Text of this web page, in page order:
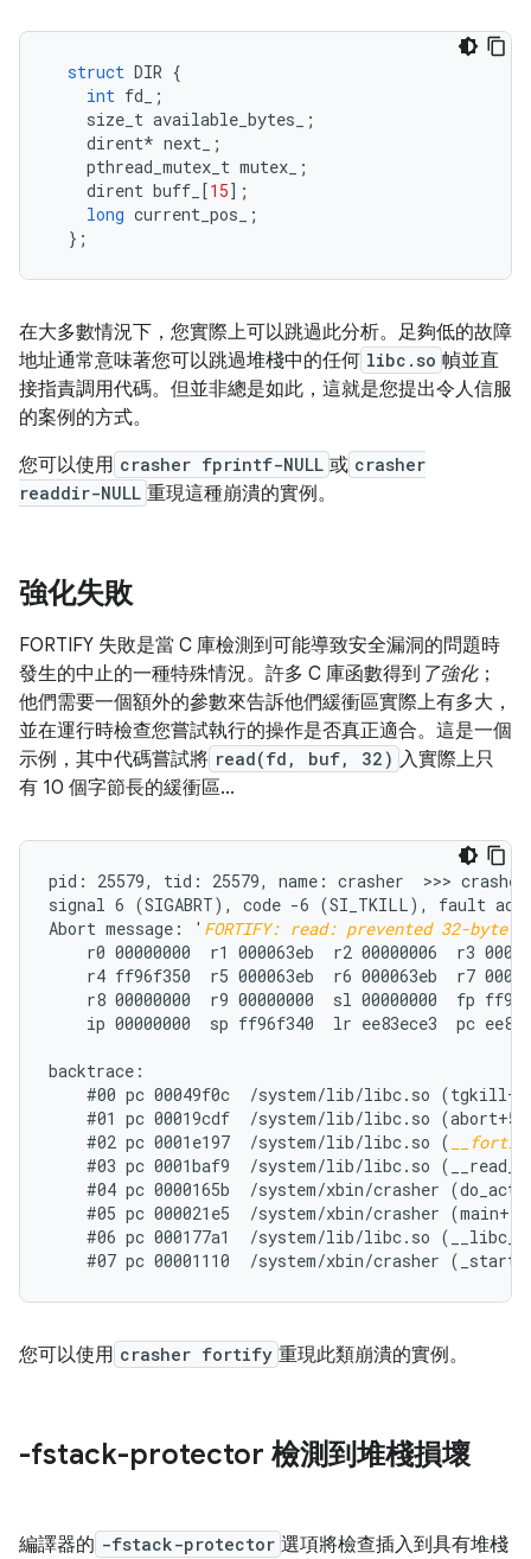
struct DIR {
int fd_
;
size_t available_bytes_
;
dirent* next_
;
pthread_mutex_t mutex_
;
dirent buff_ [15];
long current_pos_
;
};
在大多數情況下，您實際上可以跳過此分析。足夠低的故障
地址通常意味著您可以跳過堆棧中的任何 libc.so 幀並直
接指責調用代碼。但並非總是如此，這就是您提出令人信服
的案例的方式。
您可以使用 crasher fprintf-NULL 或 crasher
readdir-NULL 重現這種崩潰的實例。
強化失敗
FORTIFY 失敗是當 C 庫檢測到可能導致安全漏洞的問題時
發生的中止的一種特殊情況。許多 C 庫函數得到 了強化；
他們需要一個額外的參數來告訴他們緩衝區實際上有多大，
並在運行時檢查您嘗試執行的操作是否真正適合。這是一個
示例，其中代碼嘗試將 read(fd, buf, 32) 入實際上只
有 10 個字節長的緩衝區...
pid: 25579, tid: 25579, name: crasher  >>> crasher
signal 6 (SIGABRT), code -6 (SI_TKILL), fault
Abort message: ' FORTIFY: read: prevented 32-
r0 00000000  r1 000063eb  r2 00000006  r3
r4 ff96f350  r5 000063eb  r6 000063eb  r7
r8 00000000  r9 00000000  sl 00000000  fp
ip 00000000  sp ff96f340  lr ee83ece3  pc
backtrace:
#00 pc 00049f0c  /system/lib/libc.so
#01 pc 00019cdf  /system/lib/libc.so
    #02 pc 0001e197  /system/lib/libc.so (
#03 pc 0001baf9  /system/lib/libc.so
#04 pc 0000165b  /system/xbin/crasher
#05 pc 000021e5  /system/xbin/crasher
#06 pc 000177a1  /system/lib/libc.so
您可以使用 crasher fortify 重現此類崩潰的實例。
-fstack-protector 檢測到堆棧損壞
編譯器的 -fstack-protector 選項將檢查插入到具有堆棧